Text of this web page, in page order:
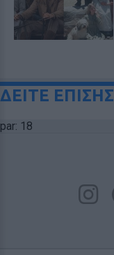
ΔΕΙΤΕ ΕΠΙΣΗΣ
par: 18